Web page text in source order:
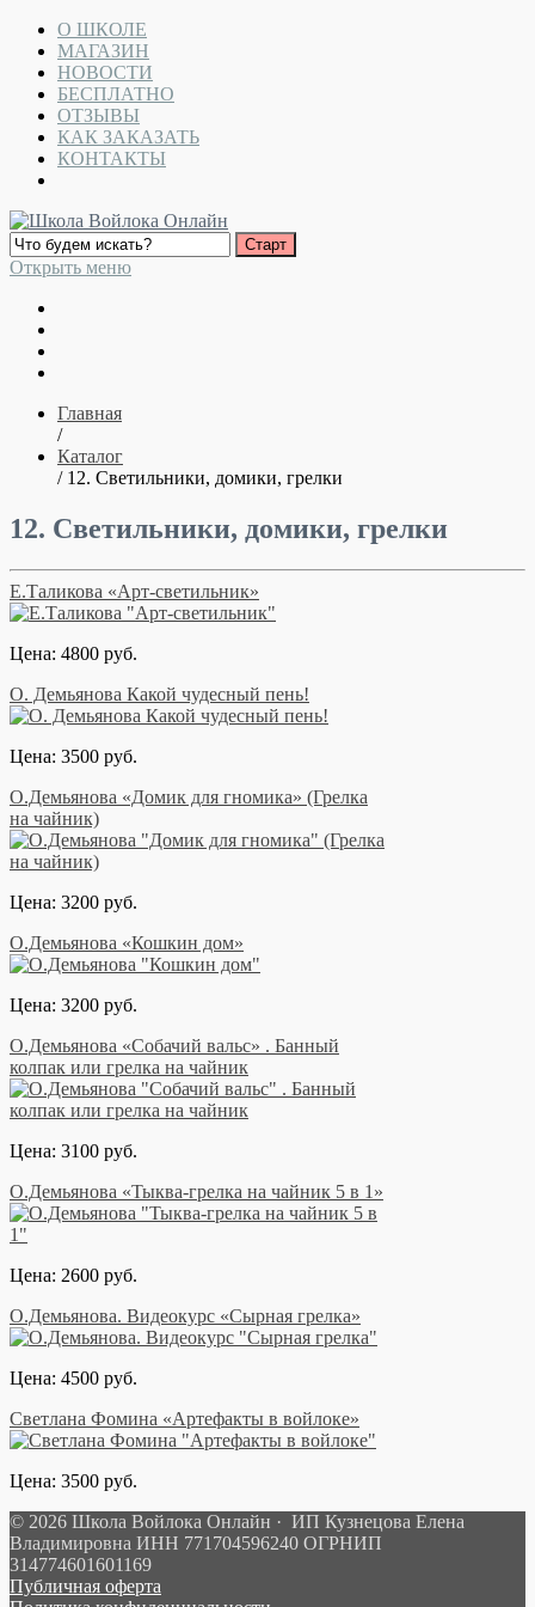
О ШКОЛЕ
МАГАЗИН
НОВОСТИ
БЕСПЛАТНО
ОТЗЫВЫ
КАК ЗАКАЗАТЬ
КОНТАКТЫ
Открыть меню
Главная
/
Каталог
/ 12. Светильники, домики, грелки
12. Светильники, домики, грелки
Е.Таликова «Арт-светильник»
Цена: 4800 руб.
О. Демьянова Какой чудесный пень!
Цена: 3500 руб.
О.Демьянова «Домик для гномика» (Грелка
на чайник)
Цена: 3200 руб.
О.Демьянова «Кошкин дом»
Цена: 3200 руб.
О.Демьянова «Собачий вальс» . Банный
колпак или грелка на чайник
Цена: 3100 руб.
О.Демьянова «Тыква-грелка на чайник 5 в 1»
Цена: 2600 руб.
О.Демьянова. Видеокурс «Сырная грелка»
Цена: 4500 руб.
Светлана Фомина «Артефакты в войлоке»
Цена: 3500 руб.
© 2026 Школа Войлока Онлайн · ИП Кузнецова Елена
Владимировна ИНН 771704596240 ОГРНИП
314774601601169
Публичная оферта